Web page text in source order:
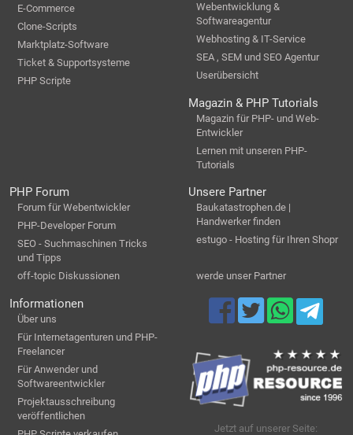
E-Commerce
Clone-Scripts
Marktplatz-Software
Ticket & Supportsysteme
PHP Scripte
Webentwicklung &
Softwareagentur
Webhosting & IT-Service
SEA , SEM und SEO Agentur
Userübersicht
Magazin & PHP Tutorials
Magazin für PHP- und Web-
Entwickler
Lernen mit unseren PHP-
Tutorials
PHP Forum
Forum für Webentwickler
PHP-Developer Forum
SEO - Suchmaschinen Tricks
und Tipps
off-topic Diskussionen
Unsere Partner
Baukatastrophen.de |
Handwerker finden
estugo - Hosting für Ihren Shopr
werde unser Partner
Informationen
Über uns
Für Internetagenturen und PHP-
Freelancer
Für Anwender und
Softwareentwickler
Projektausschreibung
veröffentlichen
Jetzt auf unserer Seite: